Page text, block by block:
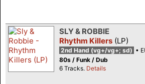
SLY & ROBBIE
Rhythm Killers (LP)
2nd Hand (vg+/vg+; sd)
80s / Funk / Dub
6 Tracks. Details